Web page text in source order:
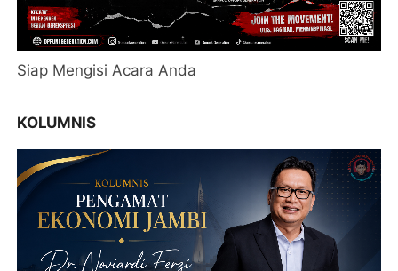
Siap Mengisi Acara Anda
KOLUMNIS